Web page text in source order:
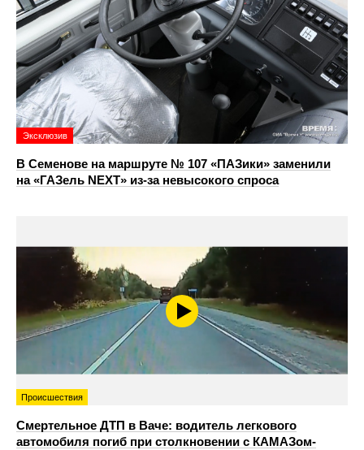
Эксклюзив
В Семенове на маршруте № 107 «ПАЗики» заменили
на «ГАЗель NEXT» из‑за невысокого спроса
Происшествия
Смертельное ДТП в Ваче: водитель легкового
автомобиля погиб при столкновении с КАМАЗом-